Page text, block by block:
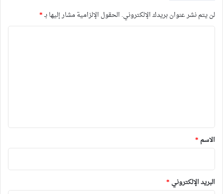
لن يتم نشر عنوان بريدك الإلكتروني. الحقول الإلزامية مشار إليها بـ*
*
الاسم *
البريد الإلكتروني *